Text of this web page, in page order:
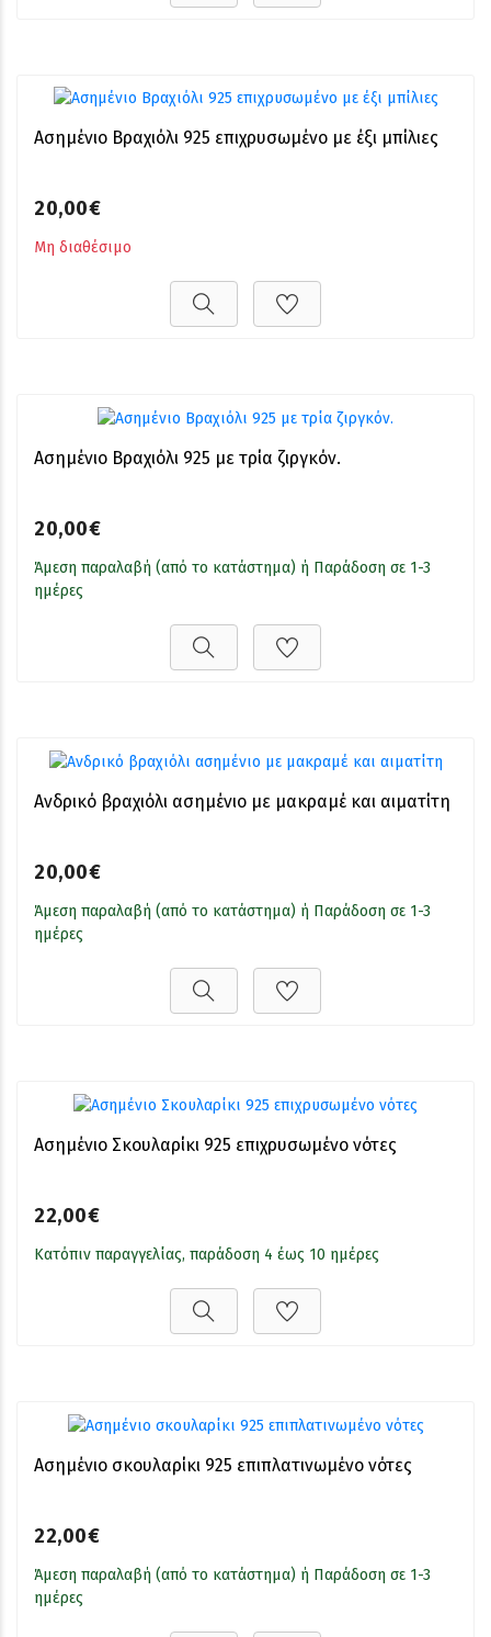
Ασημένιο Βραχιόλι 925 επιχρυσωμένο με έξι μπίλιες
20,00€
Μη διαθέσιμο
Ασημένιο Βραχιόλι 925 με τρία ζιργκόν.
20,00€
Άμεση παραλαβή (από το κατάστημα) ή Παράδοση σε 1-3
ημέρες
Ανδρικό βραχιόλι ασημένιο με μακραμέ και αιματίτη
20,00€
Άμεση παραλαβή (από το κατάστημα) ή Παράδοση σε 1-3
ημέρες
Ασημένιο Σκουλαρίκι 925 επιχρυσωμένο νότες
22,00€
Κατόπιν παραγγελίας, παράδοση 4 έως 10 ημέρες
Ασημένιο σκουλαρίκι 925 επιπλατινωμένο νότες
22,00€
Άμεση παραλαβή (από το κατάστημα) ή Παράδοση σε 1-3
ημέρες